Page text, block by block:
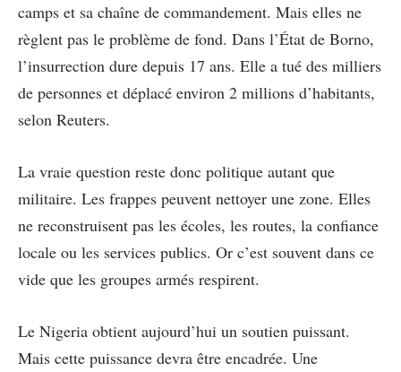
camps et sa chaîne de commandement. Mais elles ne
règlent pas le problème de fond. Dans l’État de Borno,
l’insurrection dure depuis 17 ans. Elle a tué des milliers
de personnes et déplacé environ 2 millions d’habitants,
selon Reuters.
La vraie question reste donc politique autant que
militaire. Les frappes peuvent nettoyer une zone. Elles
ne reconstruisent pas les écoles, les routes, la confiance
locale ou les services publics. Or c’est souvent dans ce
vide que les groupes armés respirent.
Le Nigeria obtient aujourd’hui un soutien puissant.
Mais cette puissance devra être encadrée. Une